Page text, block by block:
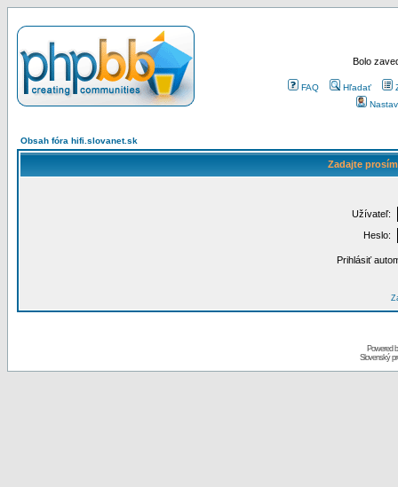
Bolo
FAQ Hľadať
Obsah fóra hifi.slovanet.sk
Zadajte
Užívateľ:
Heslo:
Prihlásiť
Powered
Slovenský